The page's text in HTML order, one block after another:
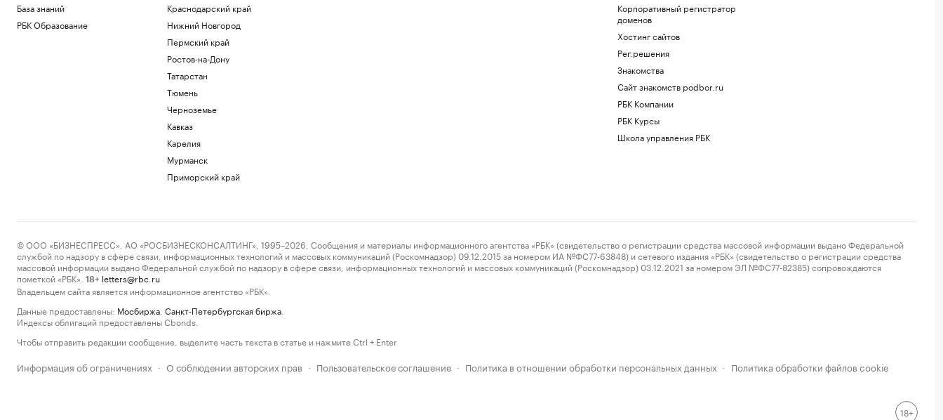
База знаний
РБК Образование
Краснодарский край
Нижний Новгород
Пермский край
Ростов-на-Дону
Татарстан
Тюмень
Черноземье
Кавказ
Карелия
Мурманск
Приморский край
Корпоративный регистратор
доменов
Хостинг сайтов
Рег.решения
Знакомства
Сайт знакомств podbor.ru
РБК Компании
РБК Курсы
Школа управления РБК
© ООО «БИЗНЕСПРЕСС», АО «РОСБИЗНЕСКОНСАЛТИНГ», 1995–2026. Сообщения и материалы информационного агентства «РБК» (свидетельство о регистрации средства массовой информации выдано Федеральной
службой по надзору в сфере связи, информационных технологий и массовых коммуникаций (Роскомнадзор) 09.12.2015 за номером ИА №ФС77-63848) и сетевого издания «РБК» (свидетельство о регистрации средства
массовой информации выдано Федеральной службой по надзору в сфере связи, информационных технологий и массовых коммуникаций (Роскомнадзор) 03.12.2021 за номером ЭЛ №ФС77-82385) сопровождаются
пометкой «РБК».
18+ letters@rbc.ru
Владельцем сайта является информационное агентство «РБК».
Данные предоставлены: Мосбиржа Санкт-Петербургская биржа
Индексы облигаций предоставлены Cbonds.
Чтобы отправить редакции сообщение, выделите часть текста в статье и нажмите Ctrl + Enter
Информация об ограничениях · О соблюдении авторских прав · Пользовательское соглашение · Политика в отношении обработки персональных данных · Политика обработки файлов cookie
18+